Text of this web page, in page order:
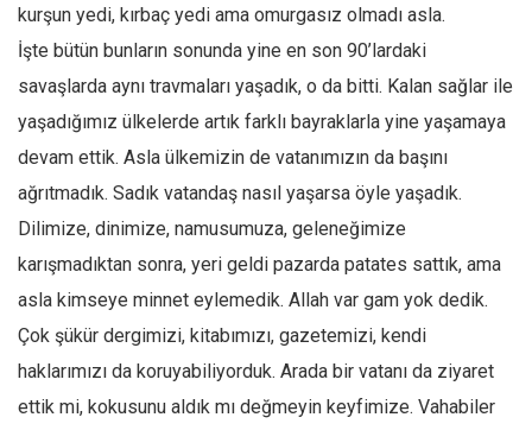
Spor
Hayat
Türkiye
Siyaset
Dünya
Avrupa
Asya
Afrika
kurşun yedi, kırbaç yedi ama omurgasız olmadı asla.
İşte bütün bunların sonunda yine en son 90’lardaki
savaşlarda aynı travmaları yaşadık, o da bitti. Kalan sağlar ile
yaşadığımız ülkelerde artık farklı bayraklarla yine yaşamaya
devam ettik. Asla ülkemizin de vatanımızın da başını
ağrıtmadık. Sadık vatandaş nasıl yaşarsa öyle yaşadık.
Dilimize, dinimize, namusumuza, geleneğimize
karışmadıktan sonra, yeri geldi pazarda patates sattık, ama
asla kimseye minnet eylemedik. Allah var gam yok dedik.
Çok şükür dergimizi, kitabımızı, gazetemizi, kendi
haklarımızı da koruyabiliyorduk. Arada bir vatanı da ziyaret
ettik mi, kokusunu aldık mı değmeyin keyfimize. Vahabiler